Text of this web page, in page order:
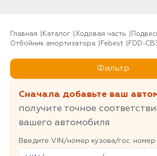
Главная Каталог Ходовая часть
Отбойник амортизатора
Febest FDD-
Фильтр
Сначала добавьте ваш
получите точное
вашего автомобиля
Введите VIN/номер кузова/гос. номер